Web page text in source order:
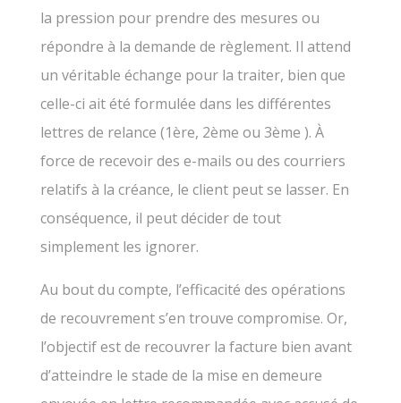
la pression pour prendre des mesures ou
répondre à la demande de règlement. Il attend
un véritable échange pour la traiter, bien que
celle-ci ait été formulée dans les différentes
lettres de relance (1ère, 2ème ou 3ème ). À
force de recevoir des e-mails ou des courriers
relatifs à la créance, le client peut se lasser. En
conséquence, il peut décider de tout
simplement les ignorer.
Au bout du compte, l’efficacité des opérations
de recouvrement s’en trouve compromise. Or,
l’objectif est de recouvrer la facture bien avant
d’atteindre le stade de la mise en demeure